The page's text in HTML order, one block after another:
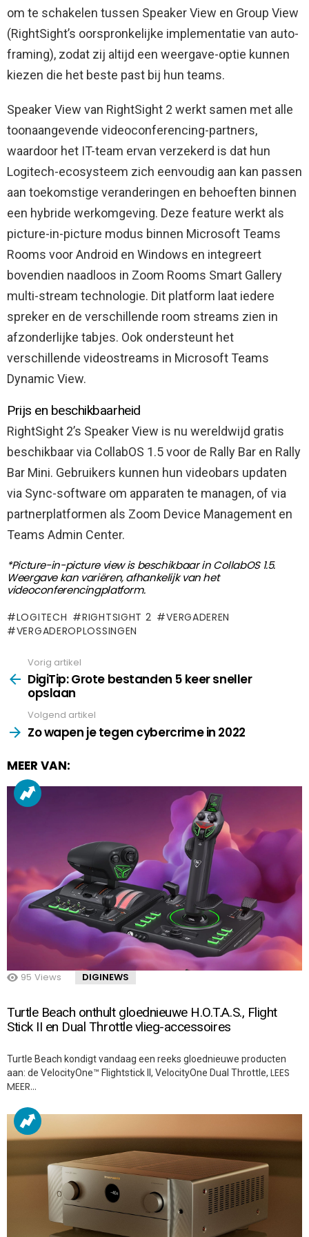
om te schakelen tussen Speaker View en Group View
(RightSight’s oorspronkelijke implementatie van auto-
framing), zodat zij altijd een weergave-optie kunnen
kiezen die het beste past bij hun teams.
Speaker View van RightSight 2 werkt samen met alle
toonaangevende videoconferencing-partners,
waardoor het IT-team ervan verzekerd is dat hun
Logitech-ecosysteem zich eenvoudig aan kan passen
aan toekomstige veranderingen en behoeften binnen
een hybride werkomgeving. Deze feature werkt als
picture-in-picture modus binnen Microsoft Teams
Rooms voor Android en Windows en integreert
bovendien naadloos in Zoom Rooms Smart Gallery
multi-stream technologie. Dit platform laat iedere
spreker en de verschillende room streams zien in
afzonderlijke tabjes. Ook ondersteunt het
verschillende videostreams in Microsoft Teams
Dynamic View.
Prijs en beschikbaarheid
RightSight 2’s Speaker View is nu wereldwijd gratis
beschikbaar via CollabOS 1.5 voor de Rally Bar en Rally
Bar Mini. Gebruikers kunnen hun videobars updaten
via Sync-software om apparaten te managen, of via
partnerplatformen als Zoom Device Management en
Teams Admin Center.
*Picture-in-picture view is beschikbaar in CollabOS 1.5.
Weergave kan variëren, afhankelijk van het
videoconferencingplatform.
LOGITECH RIGHTSIGHT 2
VERGADEREN
VERGADEROPLOSSINGEN
more
Vorig artikel
DigiTip: Grote bestanden 5 keer sneller
opslaan
Volgend artikel
Zo wapen je tegen cybercrime in 2022
MEER VAN:
95 Views DIGINEWS
Turtle Beach onthult gloednieuwe H.O.T.A.S., Flight
Stick II en Dual Throttle vlieg-accessoires
Turtle Beach kondigt vandaag een reeks gloednieuwe producten
aan: de VelocityOne™ Flightstick II, VelocityOne Dual Throttle, LEES
MEER…